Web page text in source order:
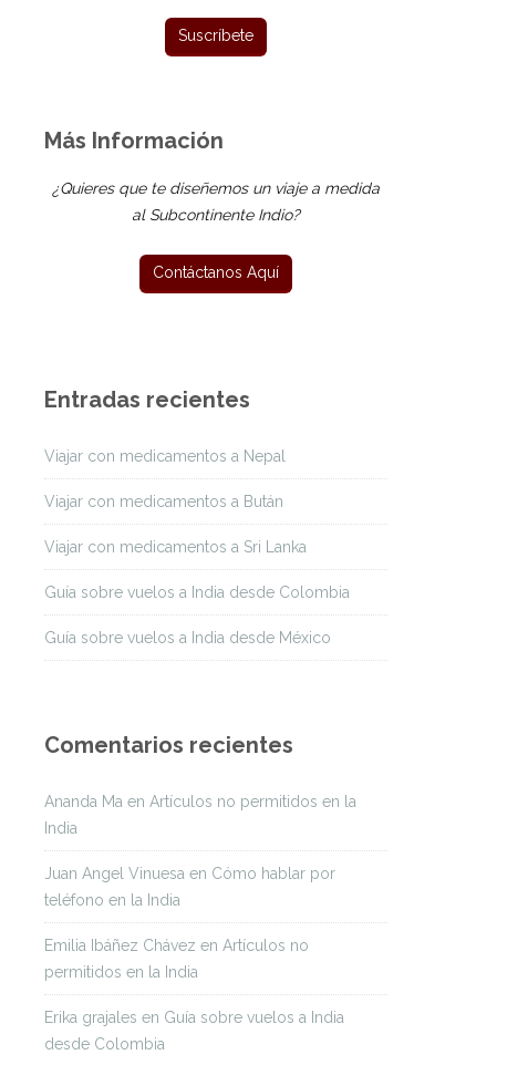
Más Información
¿Quieres que te diseñemos un viaje a medida
al Subcontinente Indio?
Entradas recientes
Viajar con medicamentos a Nepal
Viajar con medicamentos a Bután
Viajar con medicamentos a Sri Lanka
Guía sobre vuelos a India desde Colombia
Guía sobre vuelos a India desde México
Comentarios recientes
Ananda Ma en Artículos no permitidos en la
India
Juan Angel Vinuesa en Cómo hablar por
teléfono en la India
Emilia Ibáñez Chávez en Artículos no
permitidos en la India
Erika grajales en Guía sobre vuelos a India
desde Colombia